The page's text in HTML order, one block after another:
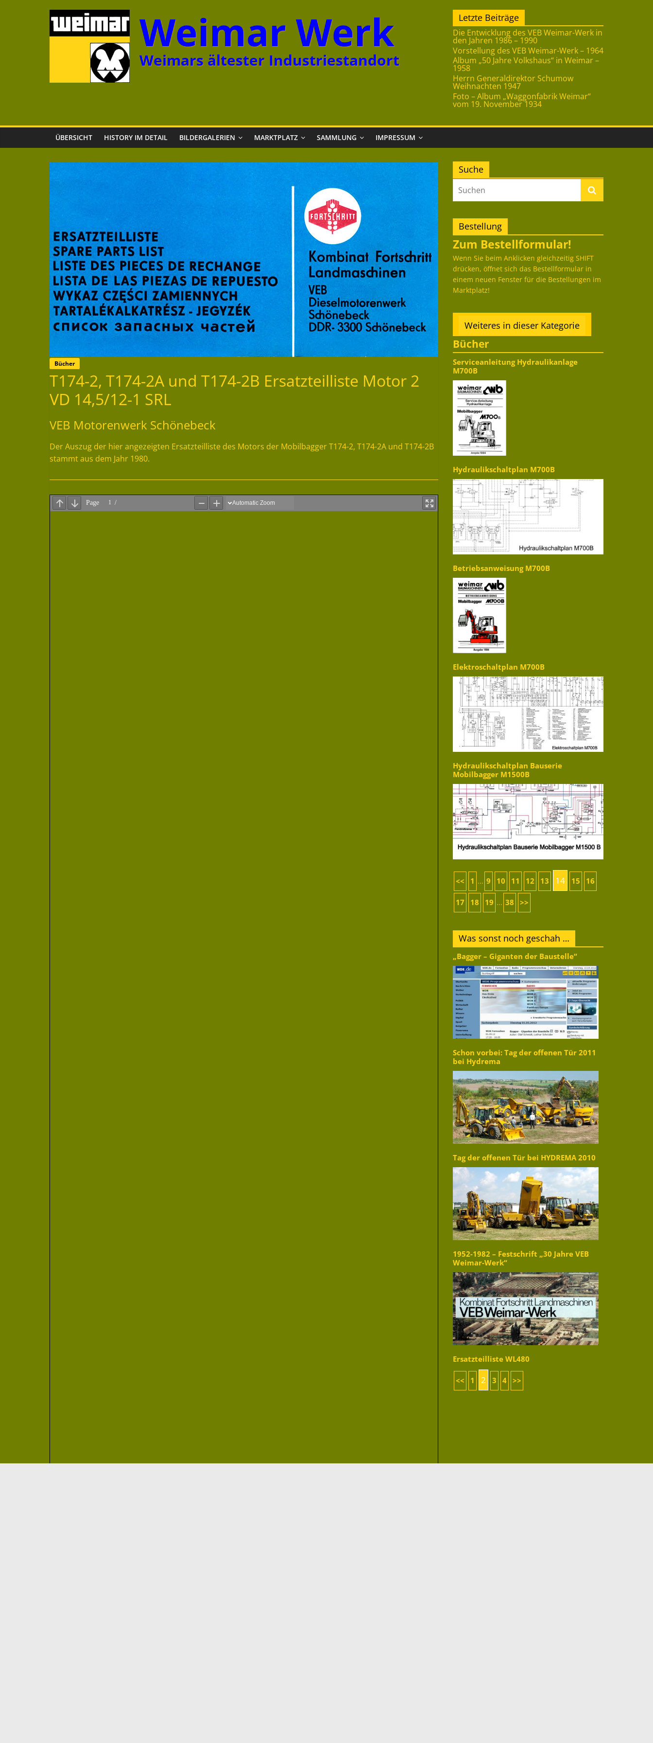
Weimar Werk
Weimars ältester Industriestandort
Letzte Beiträge
Die Entwicklung des VEB Weimar-Werk in
den Jahren 1986 – 1990
Vorstellung des VEB Weimar-Werk – 1964
Album „50 Jahre Volkshaus“ in Weimar –
1958
Herrn Generaldirektor Schumow
Weihnachten 1947
Foto – Album „Waggonfabrik Weimar“
vom 19. November 1934
ÜBERSICHT HISTORY IM DETAIL BILDERGALERIEN MARKTPLATZ SAMMLUNG IMPRESSUM
Bücher
T174-2, T174-2A und T174-2B Ersatzteilliste Motor 2
VD 14,5/12-1 SRL
VEB Motorenwerk Schönebeck
Der Auszug der hier angezeigten Ersatzteilliste des Motors der Mobilbagger T174-2, T174-2A und T174-2B
stammt aus dem Jahr 1980.
Suche
Bestellung
Zum Bestellformular!
Wenn Sie beim Anklicken gleichzeitig SHIFT
drücken, öffnet sich das Bestellformular in
einem neuen Fenster für die Bestellungen im
Marktplatz!
Weiteres in dieser Kategorie
Bücher
Serviceanleitung Hydraulikanlage
M700B
Hydraulikschaltplan M700B
Betriebsanweisung M700B
Elektroschaltplan M700B
Hydraulikschaltplan Bauserie
Mobilbagger M1500B
<< 1 ... 9 10 11 12 13 14 15 16
17 18 19 ... 38 >>
Was sonst noch geschah …
„Bagger – Giganten der Baustelle“
Schon vorbei: Tag der offenen Tür 2011
bei Hydrema
Tag der offenen Tür bei HYDREMA 2010
1952-1982 – Festschrift „30 Jahre VEB
Weimar-Werk“
Ersatzteilliste WL480
<< 1 2 3 4 >>